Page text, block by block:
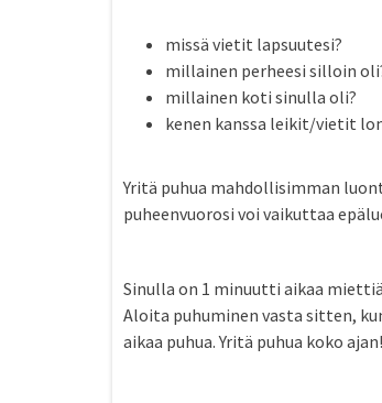
missä vietit lapsuutesi?
millainen perheesi silloin
millainen koti sinulla oli?
kenen kanssa leikit/vietit
Yritä puhua mahdollisimman
puheenvuorosi voi vaikuttaa
Sinulla on 1 minuutti aikaa
Aloita puhuminen vasta sitten,
aikaa puhua. Yritä puhua koko ajan!